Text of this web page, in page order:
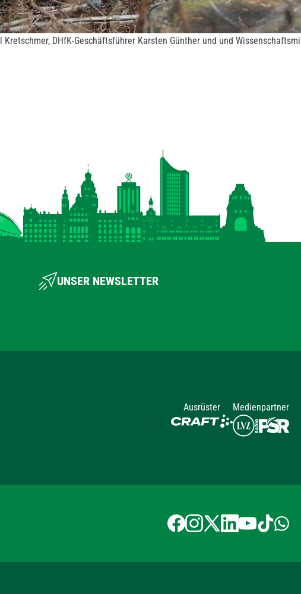
DHfK-Geschäftsführer Karsten Günther und und
UNSER NEWSLETTER
Ausrüster
Medienpartner